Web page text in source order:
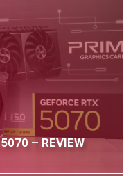
– REVIEW